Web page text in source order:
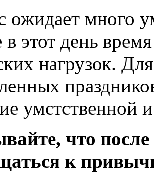
ожидает много
в этот день
нагрузок.
умстственной
что
к